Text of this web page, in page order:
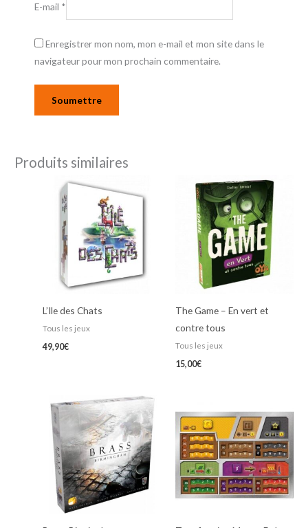
E-mail *
Enregistrer mon nom, mon e-mail et mon site dans le
navigateur pour mon prochain commentaire.
Produits similaires
L’Ile des Chats
Tous les jeux
49,90€
The Game – En vert et
contre tous
Tous les jeux
15,00€